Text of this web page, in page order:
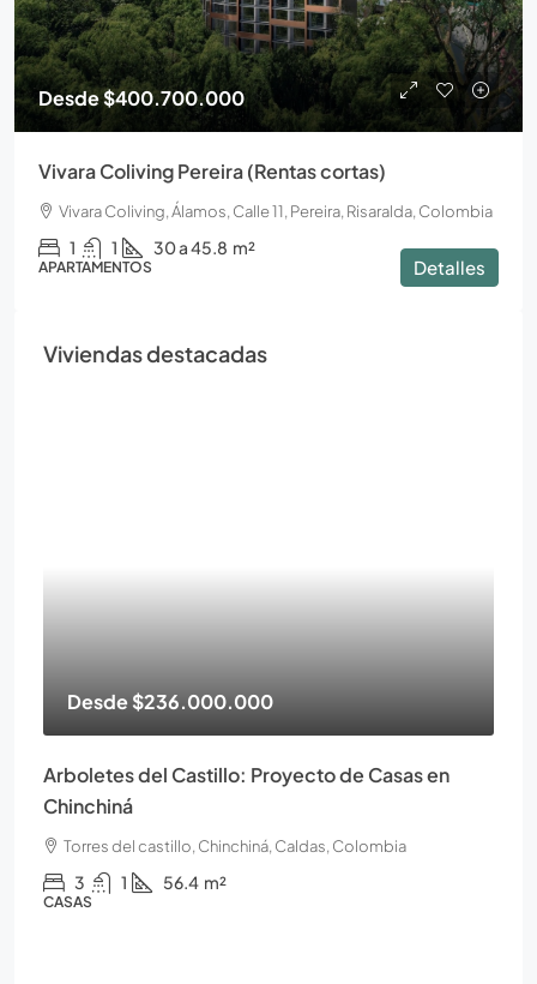
Desde$400.700.000
Vivara Coliving Pereira (Rentas cortas)
Vivara Coliving, Álamos, Calle 11, Pereira, Risaralda, Colombia
1 1 30 a 45.8 m²
APARTAMENTOS Detalles
Viviendas destacadas
Desde$236.000.000
Arboletes del Castillo: Proyecto de Casas en
Chinchiná
Torres del castillo, Chinchiná, Caldas, Colombia
3 1 56.4 m²
CASAS